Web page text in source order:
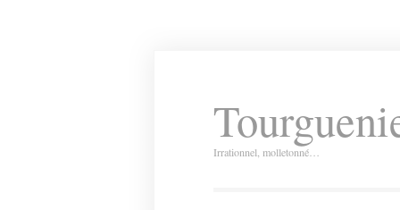
Irrationnel, molletonné…